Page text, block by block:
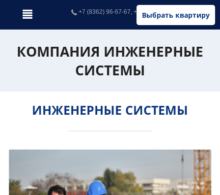
Выбрать квартиру
+7 (8362) 96-67-67, +7 (902) 326-67-67
КОМПАНИЯ ИНЖЕНЕРНЫЕ
СИСТЕМЫ
ИНЖЕНЕРНЫЕ СИСТЕМЫ